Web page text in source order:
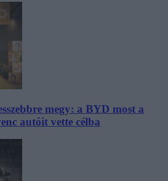
megy: a BYD most a
autóit vette célba